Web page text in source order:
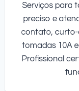
Serviços para
preciso e
contato,
tomadas 10A
Profissional